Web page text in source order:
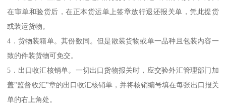
在审单和验货后，在正本货运单上签章放行退还报关单，凭此提货
或装运货物。
4．货物装箱单。其份数同。但是散装货物或单一品种且包装内容一
致的件装货物可免交。
5．出口收汇核销单。一切出口货物报关时，应交验外汇管理部门加
盖"监督收汇"章的出口收汇核销单，并将核销编号填在每张出口报关
单的右上角处。